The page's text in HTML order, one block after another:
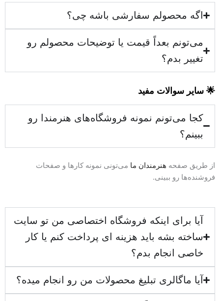
اگه محصولم سفارشی باشه چی؟
می‌تونم بعداً قیمت یا توضیحات محصولم رو
تغییر بدم؟
🌟 سایر سوالات مفید
کجا می‌تونم نمونه فروشگاه‌های هنرمندا رو
ببینم؟
از طریق صفحه هنرمندان ما می‌تونی نمونه کارها و صفحات
فروشنده‌ها رو ببینی.
آیا برای اینکه فروشگاه اختصاصی من تو سایت
ساخته بشه باید هزینه ای پرداخت کنم یا کار
خاصی انجام بدم؟
آیا ماگالری تبلیغ محصولات من رو انجام میده؟